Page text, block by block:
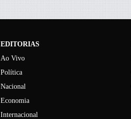
EDITORIAS
Ao Vivo
Política
Nacional
Economia
Internacional